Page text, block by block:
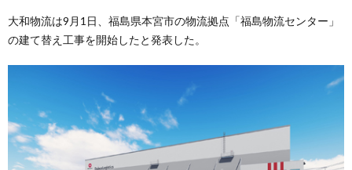
大和物流は9月1日、福島県本宮市の物流拠点「福島物流センター」
の建て替え工事を開始したと発表した。